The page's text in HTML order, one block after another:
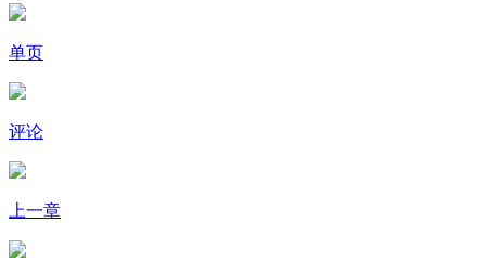
单页
评论
上一章